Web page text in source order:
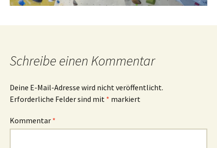
Schreibe einen Kommentar
Deine E-Mail-Adresse wird nicht veröffentlicht.
Erforderliche Felder sind mit * markiert
Kommentar *